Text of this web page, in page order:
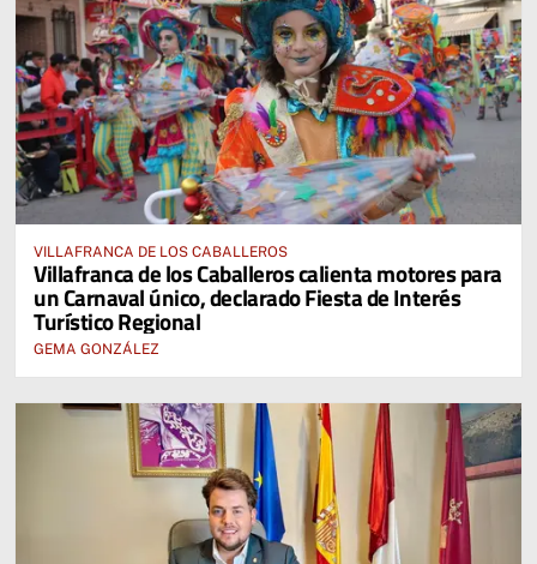
VILLAFRANCA DE LOS CABALLEROS
Villafranca de los Caballeros calienta motores para
un Carnaval único, declarado Fiesta de Interés
Turístico Regional
GEMA GONZÁLEZ